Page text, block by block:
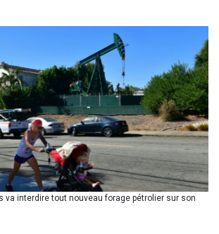
BMD 1.156136
BND 1.477082
BOB 13.69983
BRL 5.876989
BSD 1.152686
BTN 109.688637
BWP 15.558807
BYN 3.432357
BYR 22660.258427
BZD 2.318271
CAD 1.61333
CDF 2615.761404
va interdire tout nouveau forage pétrolier sur son